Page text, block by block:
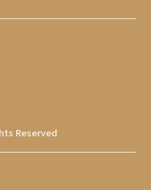
Reserved